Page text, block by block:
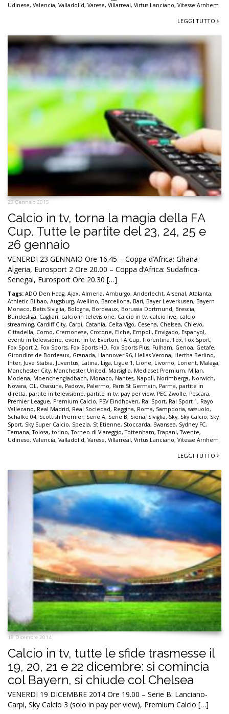
Udinese, Valencia, Valladolid, Varese, Villarreal, Virtus Lanciano, Vitesse Arnhem
LEGGI TUTTO
23 Gennaio 2015
Calcio in tv, torna la magia della FA
Cup. Tutte le partite del 23, 24, 25 e
26 gennaio
VENERDI 23 GENNAIO Ore 16.45 – Coppa d’Africa: Ghana-
Algeria, Eurosport 2 Ore 20.00 – Coppa d’Africa: Sudafrica-
Senegal, Eurosport Ore 20.30 […]
Tags: ADO Den Haag, Ajax, Almeria, Amburgo, Anderlecht, Arsenal, Atalanta,
Athletic Bilbao, Augsburg, Avellino, Barcellona, Bari, Bayer Leverkusen, Bayern
Monaco, Betis Siviglia, Bologna, Bordeaux, Borussia Dortmund, Brescia,
Bundesliga, Cagliari, calcio in televisione, Calcio in tv, calcio live, calcio
streaming, Cardiff City, Carpi, Catania, Celta Vigo, Cesena, Chelsea, Chievo,
Cittadella, Como, Cremonese, Crotone, Elche, Empoli, Envigado, Espanyol,
eventi in televisione, eventi in tv, Everton, FA Cup, Fiorentina, Fox, Fox Sport,
Fox Sport 2, Fox Sports, Fox Sports HD, Fox Sports Plus, Fulham, Genoa, Getafe,
Girondins de Bordeaux, Granada, Hannover 96, Hellas Verona, Hertha Berlino,
Inter, Juve Stabia, Juventus, Latina, Liga, Ligue 1, Lione, Livorno, Lorient, Malaga,
Manchester City, Manchester United, Marsiglia, Mediaset Premium, Milan,
Modena, Moenchengladbach, Monaco, Nantes, Napoli, Norimberga, Norwich,
Novara, OL, Osasuna, Padova, Palermo, Paris St Germain, Parma, partite in
diretta, partite in televisione, partite in tv, pay per view, PEC Zwolle, Pescara,
Premier League, Premium Calcio, PSV Eindhoven, Rai Sport, Rai Sport 1, Rayo
Vallecano, Real Madrid, Real Sociedad, Reggina, Roma, Sampdoria, sassuolo,
Schalke 04, Scottish Premier, Serie A, Serie B, Siena, Siviglia, Sky, Sky Calcio, Sky
Sport, Sky Super Calcio, Spezia, St Etienne, Stoccarda, Swansea, Sydney FC,
Ternana,Tolosa, torino,Torneo di Viareggio,Tottenham,Trapani,Twente,
Udinese, Valencia, Valladolid, Varese, Villarreal, Virtus Lanciano, Vitesse Arnhem
LEGGI TUTTO
19 Dicembre 2014
Calcio in tv, tutte le sfide trasmesse il
19, 20, 21 e 22 dicembre: si comincia
col Bayern, si chiude col Chelsea
VENERDI 19 DICEMBRE 2014 Ore 19.00 – Serie B: Lanciano-
Carpi, Sky Calcio 3 (solo in pay per view), Premium Calcio […]